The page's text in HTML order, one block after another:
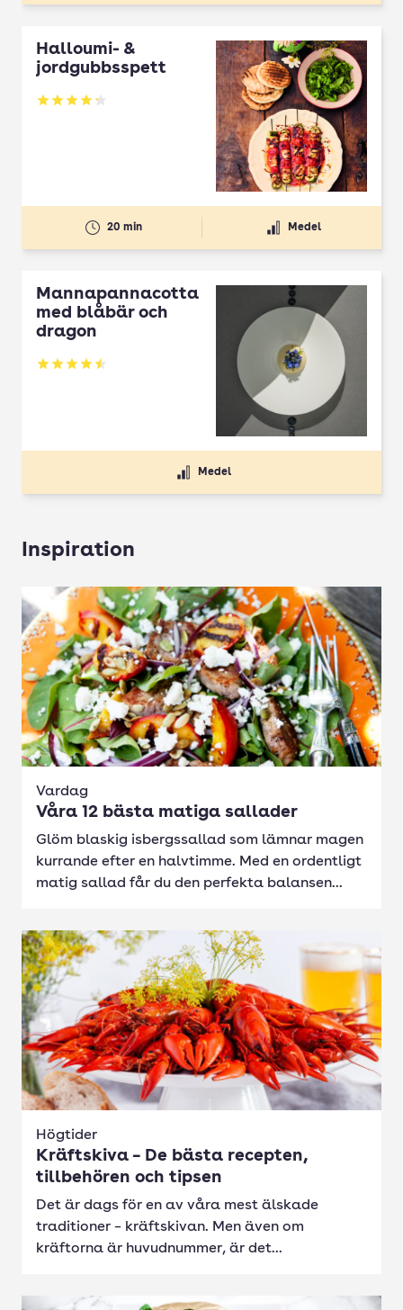
Halloumi- &
jordgubbsspett
Betyg: 4.3 av 5
20 min Medel
Mannapannacotta
med blåbär och
dragon
Betyg: 4.5 av 5
Medel
Inspiration
Vardag
Våra 12 bästa matiga sallader
Glöm blaskig isbergssallad som lämnar magen
kurrande efter en halvtimme. Med en ordentligt
matig sallad får du den perfekta balansen...
Högtider
Kräftskiva – De bästa recepten,
tillbehören och tipsen
Det är dags för en av våra mest älskade
traditioner – kräftskivan. Men även om
kräftorna är huvudnummer, är det...